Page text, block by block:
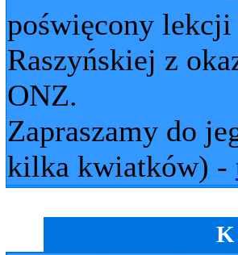
poświęcony lekcji
Raszyńskiej z
ONZ.
Zapraszamy do
kilka kwiatków) -